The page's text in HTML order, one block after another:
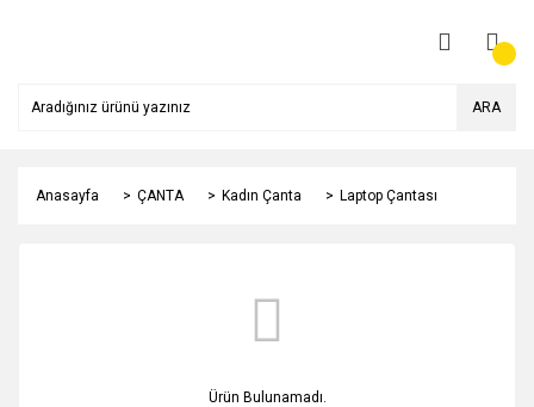
ARA
Anasayfa ÇANTA Kadın Çanta Laptop Çantası
Ürün Bulunamadı.